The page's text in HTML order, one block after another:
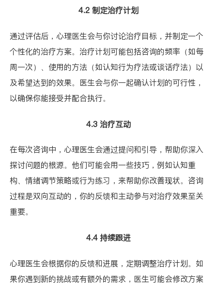
4.2 制定治疗计划
通过评估后，心理医生会与你讨论治疗目标，并制定一个
个性化的治疗方案。治疗计划可能包括咨询的频率（如每
周一次）、使用的方法（如认知行为疗法或谈话疗法）以
及希望达到的效果。医生会与你一起确认计划的可行性，
以确保你能接受并配合执行。
4.3 治疗互动
在每次咨询中，心理医生会通过提问和引导，帮助你深入
探讨问题的根源。他们可能会用一些技巧，例如认知重
构、情绪调节策略或行为练习，来帮助你改善现状。咨询
过程是双向互动的，你的反馈和主动参与对治疗效果至关
重要。
4.4 持续跟进
心理医生会根据你的反馈和进展，定期调整治疗计划。如
果你遇到新的挑战或有额外的需求，医生可能会修改方案